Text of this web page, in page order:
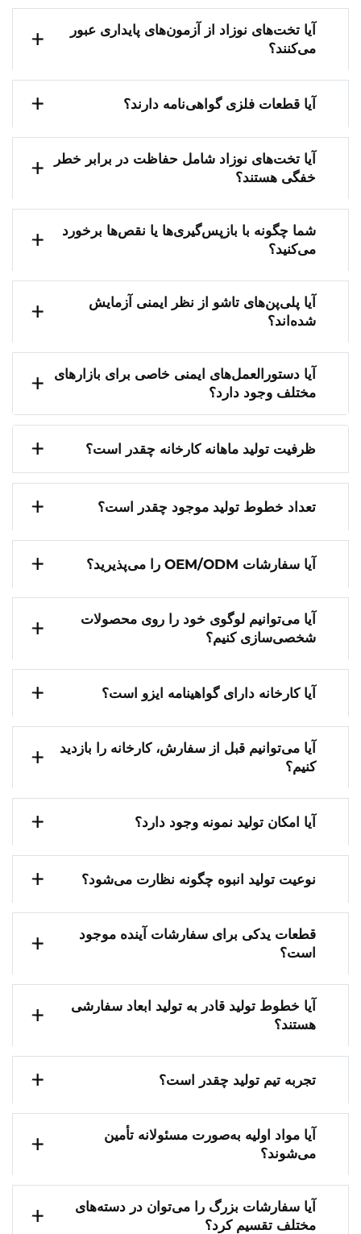
آیا تخت‌های نوزاد از آزمون‌های پایداری عبور
می‌کنند؟
آیا قطعات فلزی گواهی‌نامه دارند؟
آیا تخت‌های نوزاد شامل حفاظت در برابر خطر
خفگی هستند؟
شما چگونه با بازپس‌گیری‌ها یا نقص‌ها برخورد
می‌کنید؟
آیا پلی‌پن‌های تاشو از نظر ایمنی آزمایش
شده‌اند؟
آیا دستورالعمل‌های ایمنی خاصی برای بازارهای
مختلف وجود دارد؟
ظرفیت تولید ماهانه کارخانه چقدر است؟
تعداد خطوط تولید موجود چقدر است؟
آیا سفارشات OEM/ODM را می‌پذیرید؟
آیا می‌توانیم لوگوی خود را روی محصولات
شخصی‌سازی کنیم؟
آیا کارخانه دارای گواهینامه ایزو است؟
آیا می‌توانیم قبل از سفارش، کارخانه را بازدید
کنیم؟
آیا امکان تولید نمونه وجود دارد؟
نوعیت تولید انبوه چگونه نظارت می‌شود؟
قطعات یدکی برای سفارشات آینده موجود
است؟
آیا خطوط تولید قادر به تولید ابعاد سفارشی
هستند؟
تجربه تیم تولید چقدر است؟
آیا مواد اولیه به‌صورت مسئولانه تأمین
می‌شوند؟
آیا سفارشات بزرگ را می‌توان در دسته‌های
مختلف تقسیم کرد؟